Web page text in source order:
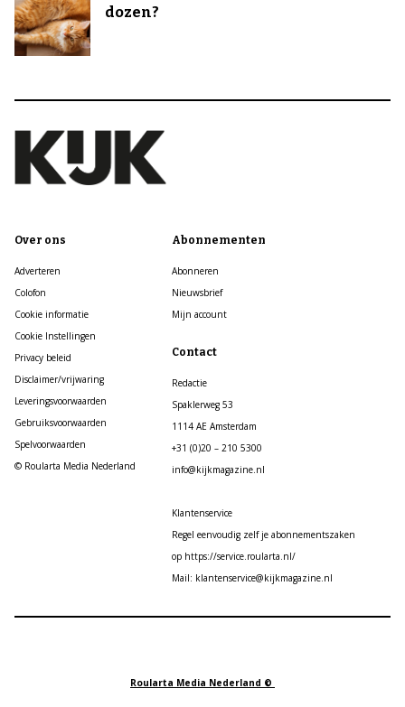
dozen?
Over ons
Adverteren
Colofon
Cookie informatie
Cookie Instellingen
Privacy beleid
Disclaimer/vrijwaring
Leveringsvoorwaarden
Gebruiksvoorwaarden
Spelvoorwaarden
© Roularta Media Nederland
Abonnementen
Abonneren
Nieuwsbrief
Mijn account
Contact
Redactie
Spaklerweg 53
1114 AE Amsterdam
+31 (0)20 – 210 5300
info@kijkmagazine.nl
Klantenservice
Regel eenvoudig zelf je abonnementszaken
op https://service.roularta.nl/
Mail: klantenservice@kijkmagazine.nl
Roularta Media Nederland ©